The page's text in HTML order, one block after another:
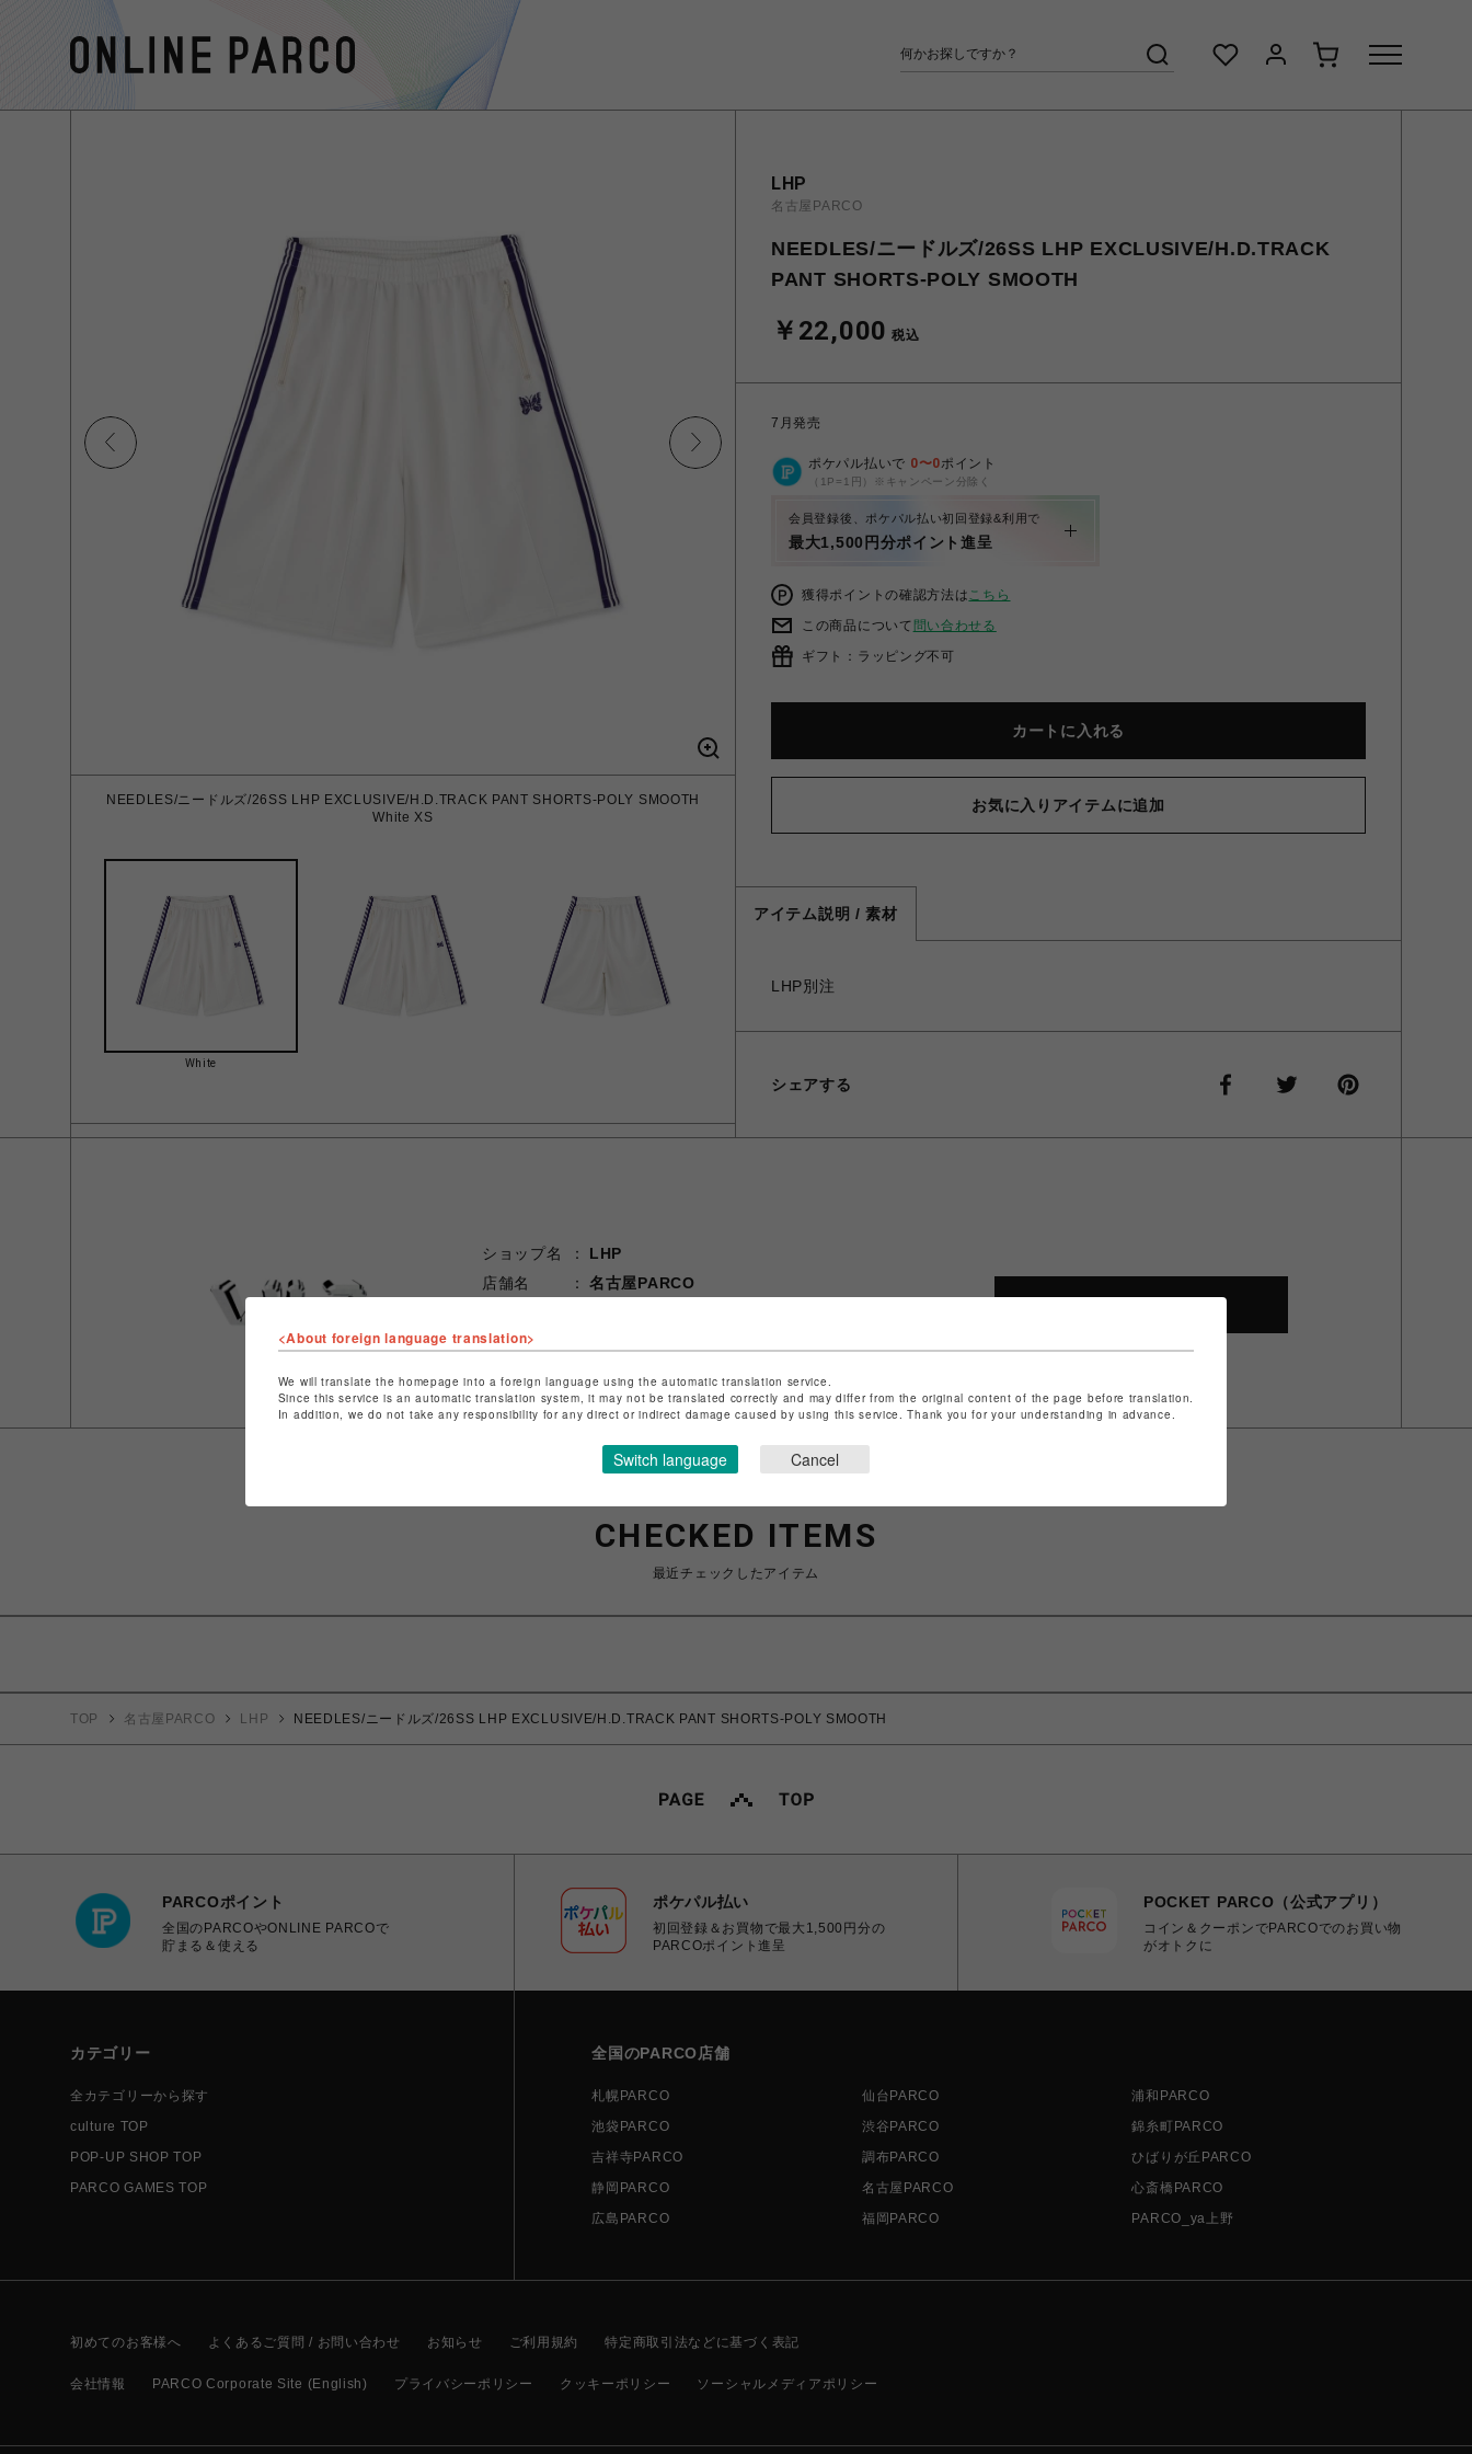
NEEDLES/ニードルズ/26SS LHP EXCLUSIVE/H.D.TRACK PANT SHORTS-POLY SMOOTH
White XS
White
LHP
名古屋PARCO
NEEDLES/ニードルズ/26SS LHP EXCLUSIVE/H.D.TRACK
PANT SHORTS-POLY SMOOTH
￥22,000 税込
7月発売
ポケパル払いで 0〜0ポイント
（1P=1円）※キャンペーン分除く
会員登録後、ポケパル払い初回登録&利用で
最大1,500円分ポイント進呈
獲得ポイントの確認方法はこちら
この商品について 問い合わせる
ギフト：ラッピング不可
カートに入れる
お気に入りアイテムに追加
アイテム説明 / 素材
LHP別注
シェアする
ショップ名
LHP
店舗名
名古屋PARCO
ショップお問い合わせはこちら
CHECKED ITEMS
最近チェックしたアイテム
TOP 名古屋PARCO LHP NEEDLES/ニードルズ/26SS LHP EXCLUSIVE/H.D.TRACK PANT SHORTS-POLY SMOOTH
PARCOポイント
全国のPARCOやONLINE PARCOで
貯まる＆使える
ポケパル払い
初回登録＆お買物で最大1,500円分の
PARCOポイント進呈
POCKET PARCO（公式アプリ）
コイン＆クーポンでPARCOでのお買い物
がオトクに
カテゴリー
全カテゴリーから探す
culture TOP
POP-UP SHOP TOP
PARCO GAMES TOP
全国のPARCO店舗
札幌PARCO 仙台PARCO
浦和PARCO
池袋PARCO
渋谷PARCO
錦糸町PARCO
吉祥寺PARCO
調布PARCO
ひばりが丘PARCO
静岡PARCO
名古屋PARCO
心斎橋PARCO
広島PARCO
福岡PARCO PARCO_ya上野
初めてのお客様へ よくあるご質問 / お問い合わせ お知らせ ご利用規約 特定商取引法などに基づく表記
会社情報 PARCO Corporate Site (English) プライバシーポリシー クッキーポリシー ソーシャルメディアポリシー
<About foreign language translation>
We will translate the homepage into a foreign language using the automatic translation service.
Since this service is an automatic translation system, it may not be translated correctly and may differ from the original content of the page before translation.
In addition, we do not take any responsibility for any direct or indirect damage caused by using this service. Thank you for your understanding in advance.
Switch language Cancel